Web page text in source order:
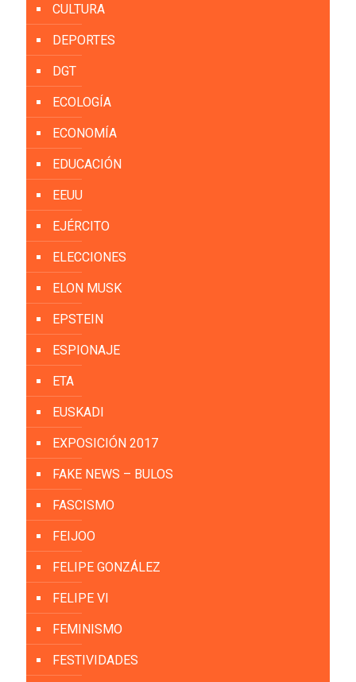
CULTURA
DEPORTES
DGT
ECOLOGÍA
ECONOMÍA
EDUCACIÓN
EEUU
EJÉRCITO
ELECCIONES
ELON MUSK
EPSTEIN
ESPIONAJE
ETA
EUSKADI
EXPOSICIÓN 2017
FAKE NEWS – BULOS
FASCISMO
FEIJOO
FELIPE GONZÁLEZ
FELIPE VI
FEMINISMO
FESTIVIDADES